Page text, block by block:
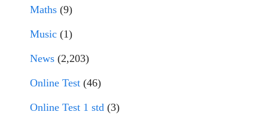
Maths (9)
Music (1)
News (2,203)
Online Test (46)
Online Test 1 std (3)